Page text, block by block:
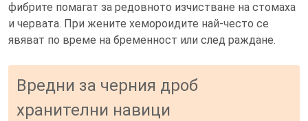
фибрите помагат за редовното изчистване на стомаха
и червата. При жените хемороидите най-често се
явяват по време на бременност или след раждане.
Вредни за черния дроб
хранителни навици